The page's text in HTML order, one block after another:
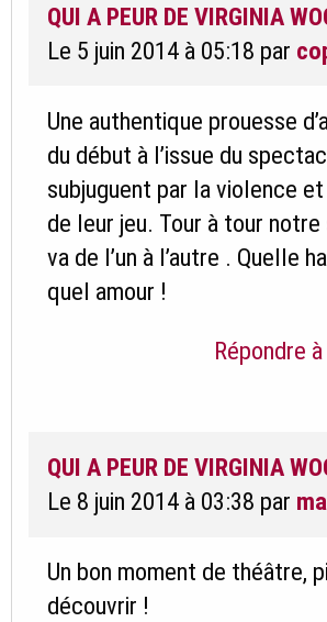
QUI A PEUR DE VIRGINIA
Le 5 juin 2014 à 05:18 par
Une authentique prouesse
du début à l’issue du
subjuguent par la violence
de leur jeu. Tour à tour notre
va de l’un à l’autre . Quelle
quel amour !
Répondre
QUI A PEUR DE VIRGINIA
Le 8 juin 2014 à 03:38 par
Un bon moment de théâtre,
découvrir !